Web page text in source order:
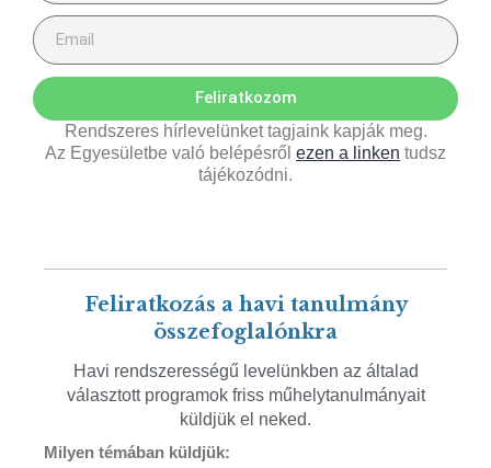
Feliratkozom
Rendszeres hírlevelünket tagjaink kapják meg.
Az Egyesületbe való belépésről ezen a linken tudsz
tájékozódni.
Feliratkozás a havi tanulmány
összefoglalónkra
Havi rendszerességű levelünkben az általad
választott programok friss műhelytanulmányait
küldjük el neked.
Milyen témában küldjük: